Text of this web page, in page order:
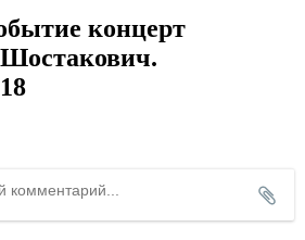
концерт